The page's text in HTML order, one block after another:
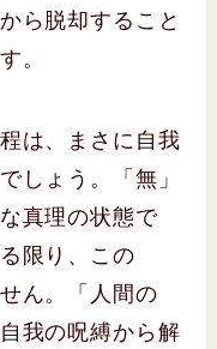
ら脱却すること
。
は、まさに自我
しょう。「無」
真理の状態で
限り、この
ん。「人間の
我の呪縛から解